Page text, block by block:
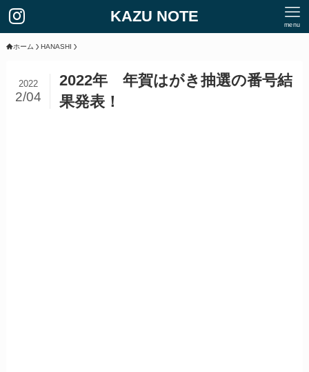
KAZU NOTE menu
ホーム HANASHI
2022年 年賀はがき抽選の番号結
果発表！
2022
2/04